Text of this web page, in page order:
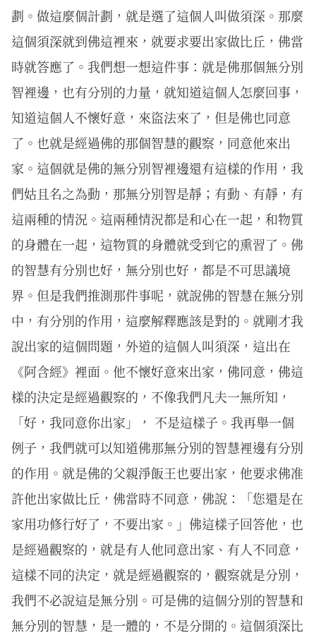
劃。做這麼個計劃，就是選了這個人叫做須深。那麼
這個須深就到佛這裡來，就要求要出家做比丘，佛當
時就答應了。我們想一想這件事：就是佛那個無分別
智裡邊，也有分別的力量，就知道這個人怎麼回事，
知道這個人不懷好意，來盜法來了，但是佛也同意
了。也就是經過佛的那個智慧的觀察，同意他來出
家。這個就是佛的無分別智裡邊還有這樣的作用，我
們姑且名之為動，那無分別智是靜；有動、有靜，有
這兩種的情況。這兩種情況都是和心在一起，和物質
的身體在一起，這物質的身體就受到它的熏習了。佛
的智慧有分別也好，無分別也好，都是不可思議境
界。但是我們推測那件事呢，就說佛的智慧在無分別
中，有分別的作用，這麼解釋應該是對的。就剛才我
說出家的這個問題，外道的這個人叫須深，這出在
《阿含經》裡面。他不懷好意來出家，佛同意，佛這
樣的決定是經過觀察的，不像我們凡夫一無所知，
「好，我同意你出家」， 不是這樣子。我再舉一個
例子，我們就可以知道佛那無分別的智慧裡邊有分別
的作用。就是佛的父親淨飯王也要出家，他要求佛准
許他出家做比丘，佛當時不同意，佛說：「您還是在
家用功修行好了，不要出家。」佛這樣子回答他，也
是經過觀察的，就是有人他同意出家、有人不同意，
這樣不同的決定，就是經過觀察的，觀察就是分別，
我們不必說這是無分別。可是佛的這個分別的智慧和
無分別的智慧，是一體的，不是分開的。這個須深比